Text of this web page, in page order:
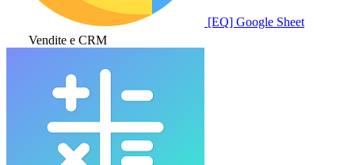
[EQ] Google Sheet
Vendite e CRM